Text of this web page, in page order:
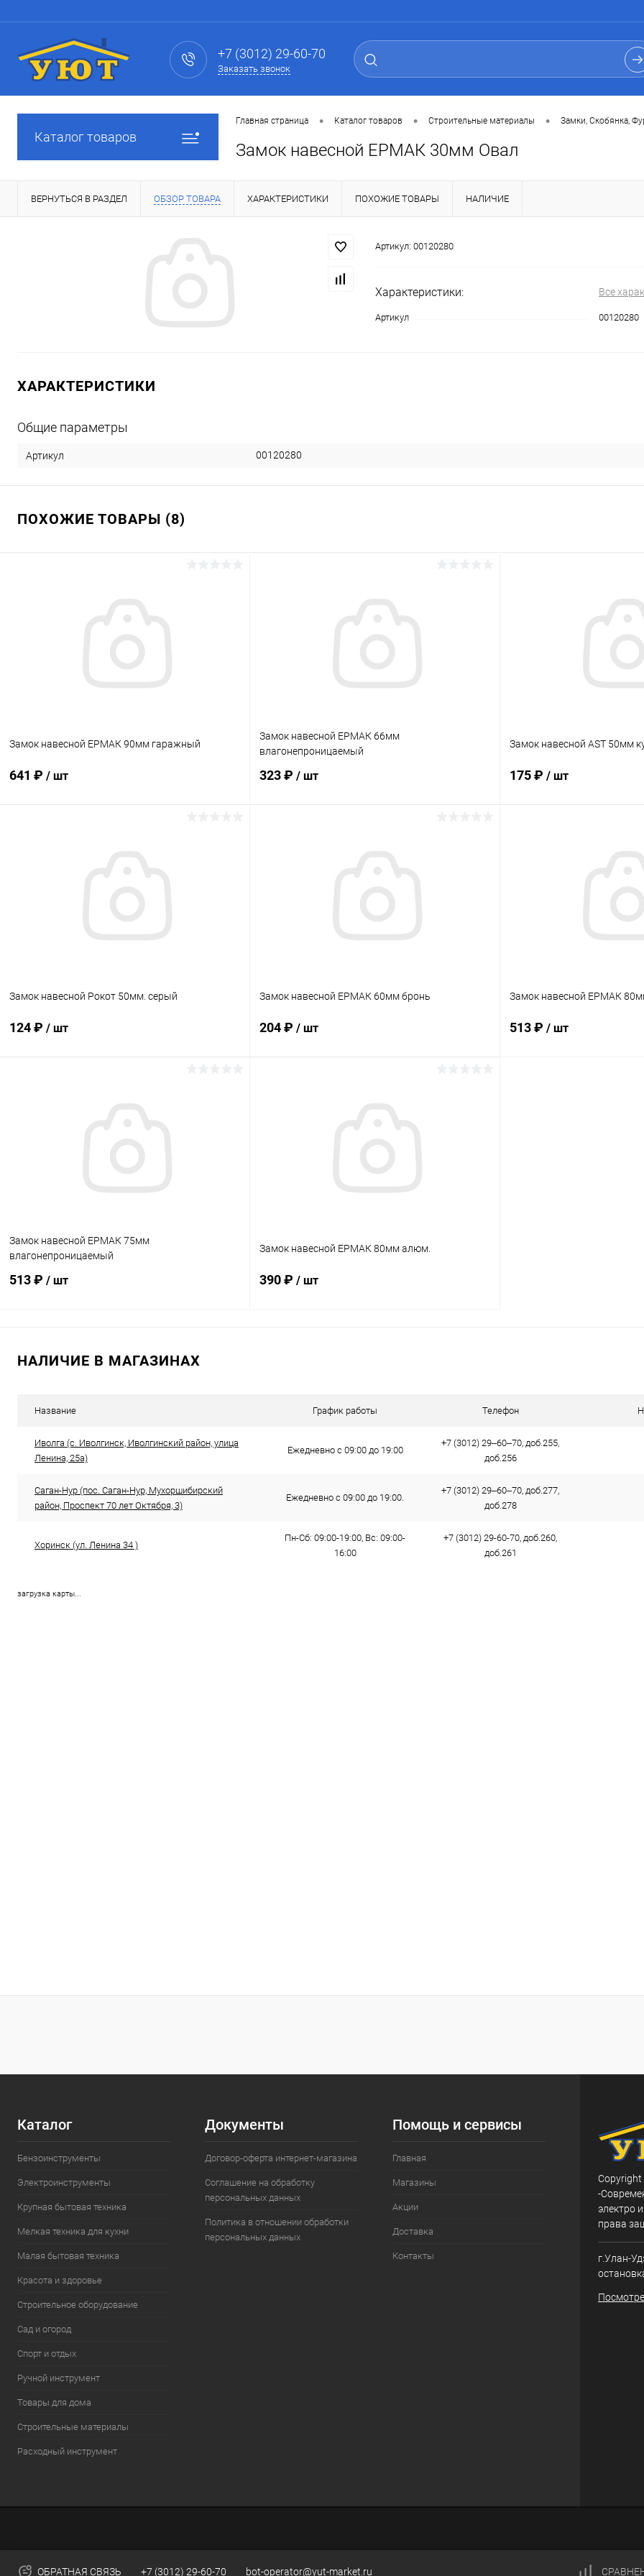
+7 (3012) 29-60-70
Заказать звонок
Каталог товаров
Главная страница • Каталог товаров • Строительные материалы • Замки, Скобянка,
Замок навесной ЕРМАК 30мм Овал
ВЕРНУТЬСЯ В РАЗДЕЛ ОБЗОР ТОВАРА ХАРАКТЕРИСТИКИ ПОХОЖИЕ ТОВАРЫ НАЛИЧИЕ
Артикул: 00120280
Характеристики: Все
Артикул 00120280
ХАРАКТЕРИСТИКИ
Общие параметры
Артикул 00120280
ПОХОЖИЕ ТОВАРЫ (8)
Замок навесной ЕРМАК 90мм гаражный
641 ₽ / шт
Замок навесной ЕРМАК 66мм
влагонепроницаемый
323 ₽ / шт
Замок навесной AST 50мм
175 ₽ / шт
Замок навесной Рокот 50мм. серый
124 ₽ / шт
Замок навесной ЕРМАК 60мм бронь
204 ₽ / шт
Замок навесной ЕРМАК
513 ₽ / шт
Замок навесной ЕРМАК 75мм
влагонепроницаемый
513 ₽ / шт
Замок навесной ЕРМАК 80мм алюм.
390 ₽ / шт
НАЛИЧИЕ В МАГАЗИНАХ
Название График работы Телефон
Иволга (с. Иволгинск, Иволгинский район, улица
Ленина, 25а​)
Ежедневно с 09:00 до 19:00
+7 (3012) 29‒60‒70, доб.255,
доб.256
Саган-Нур (пос. Саган-Нур, Мухоршибирский
район, Проспект 70 лет Октября, 3)
Ежедневно с 09:00 до 19:00.
+7 (3012) 29‒60‒70, доб.277,
доб.278
Хоринск (ул. Ленина 34 )
Пн-Сб: 09:00-19:00, Вс: 09:00-
16:00
+7 (3012) 29-60-70, доб.260,
доб.261
загрузка карты...
Каталог
Бензоинструменты
Электроинструменты
Крупная бытовая техника
Мелкая техника для кухни
Малая бытовая техника
Красота и здоровье
Строительное оборудование
Сад и огород
Спорт и отдых
Ручной инструмент
Товары для дома
Строительные материалы
Расходный инструмент
Документы
Договор-оферта интернет-магазина
Соглашение на обработку
персональных данных
Политика в отношении обработки
персональных данных
Помощь и сервисы
Главная
Магазины
Акции
Доставка
Контакты
-
электро
права
г.Улан-
ОБРАТНАЯ СВЯЗЬ +7 (3012) 29-60-70 bot-operator@yut-market.ru